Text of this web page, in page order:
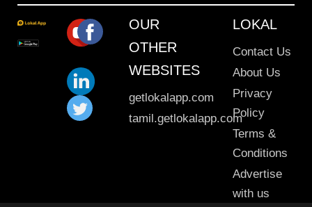
OUR
OTHER
WEBSITES
getlokalapp.com
tamil.getlokalapp.com
LOKAL
Contact Us
About Us
Privacy
Policy
Terms &
Conditions
Advertise
with us